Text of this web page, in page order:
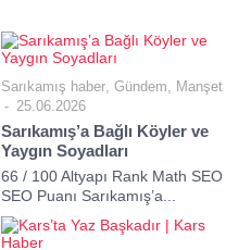
Sarıkamış haber, Gündem, Manşet
25.06.2026
Sarıkamış’a Bağlı Köyler ve
Yaygın Soyadları
66 / 100 Altyapı Rank Math SEO
SEO Puanı Sarıkamış’a...